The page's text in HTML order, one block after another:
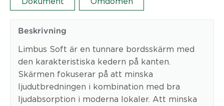
Beskrivning
Limbus Soft är en tunnare bordsskärm med
den karakteristiska kedern på kanten.
Skärmen fokuserar på att minska
ljudutbredningen i kombination med bra
ljudabsorption i moderna lokaler. Att minska